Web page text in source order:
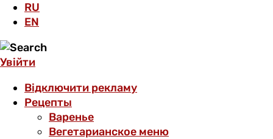
RU
EN
Увійти
Відключити рекламу
Рецепты
Варенье
Вегетарианское меню